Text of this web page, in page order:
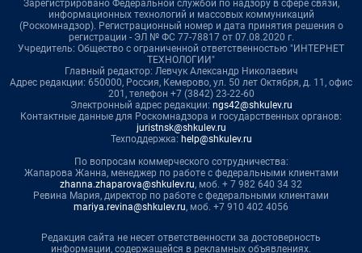
Зарегистрировано Федеральной службой по надзору в сфере связи,
информационных технологий и массовых коммуникаций
(Роскомнадзор). Регистрационный номер и дата принятия решения о
регистрации - ЭЛ № ФС 77-78817 от 07.08.2020 г.
Учредитель: Общество с ограниченной ответственностью "ИНТЕРНЕТ
ТЕХНОЛОГИИ"
Главный редактор: Левчук Александр Николаевич
Адрес редакции: 650000, Россия, Кемерово, ул. 50 лет Октября, д. 11, офис
201, телефон +7 (3842) 23-22-60
Электронный адрес редакции: ngs42@shkulev.ru
Контактные данные для Роскомнадзора и государственных органов:
juristnsk@shkulev.ru
Техподдержка: help@shkulev.ru
По вопросам коммерческого сотрудничества:
Жапарова Жанна, менеджер по работе с федеральными клиентами
zhanna.zhaparova@shkulev.ru, моб. + 7 982 640 34 32
Ревина Мария, директор по работе с федеральными клиентами
mariya.revina@shkulev.ru, моб. +7 910 402 4056
Редакция сайта не несет ответственности за достоверность
информации, содержащейся в рекламных объявлениях.